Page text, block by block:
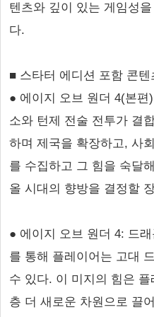
텐츠와 깊이 있는 게임성
다.
■ 스타터 에디션 포함 콘텐
● 에이지 오브 원더 4(본
소와 턴제 전술 전투가 결
하며 제국을 확장하고, 사
를 수집하고 그 힘을 숙달
올 시대의 향방을 결정할
● 에이지 오브 원더 4: 드
를 통해 플레이어는 고대
수 있다. 이 미지의 힘은
층 더 새로운 차원으로 끌